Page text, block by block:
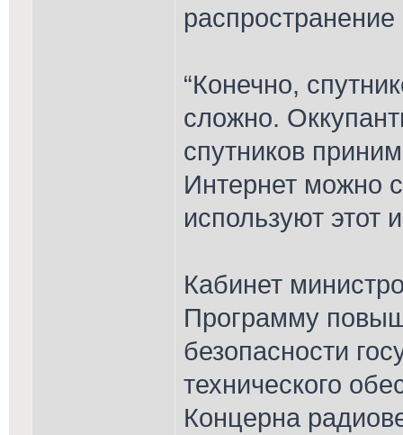
“Конечно,
сложно.
спутников
Интернет можно
используют этот
Кабинет
Программу
безопасности
технического
Концерна